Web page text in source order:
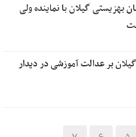
بهزیستی گیلان با نماینده ولی
بر عدالت آموزشی در دیدار